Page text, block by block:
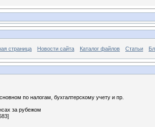
страница Новости сайта Каталог файлов Статьи
по налогам, бухгалтерскому учету и пр.
за рубежом